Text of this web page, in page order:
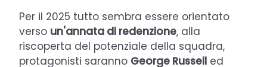
Per il 2025 tutto sembra essere orientato
verso un'annata di redenzione, alla
riscoperta del potenziale della squadra,
protagonisti saranno George Russell ed